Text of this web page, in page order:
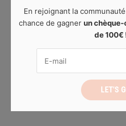
En rejoignant la
chance de gagner un
de 100€